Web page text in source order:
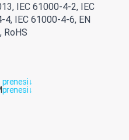
IEC 61000-4-2, IEC
IEC 61000-4-6, EN
RoHS
prenesi↓
prenesi↓